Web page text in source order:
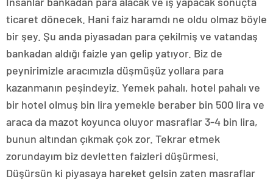
ticaret dönecek. Hani faiz haramdı ne oldu olmaz böyle
bir şey. Şu anda piyasadan para çekilmiş ve vatandaş
bankadan aldığı faizle yan gelip yatıyor. Biz de
peynirimizle aracımızla düşmüşüz yollara para
kazanmanın peşindeyiz. Yemek pahalı, hotel pahalı ve
bir hotel olmuş bin lira yemekle beraber bin 500 lira ve
araca da mazot koyunca oluyor masraflar 3-4 bin lira,
bunun altından çıkmak çok zor. Tekrar etmek
zorundayım biz devletten faizleri düşürmesi.
Düşürsün ki piyasaya hareket gelsin zaten masraflar